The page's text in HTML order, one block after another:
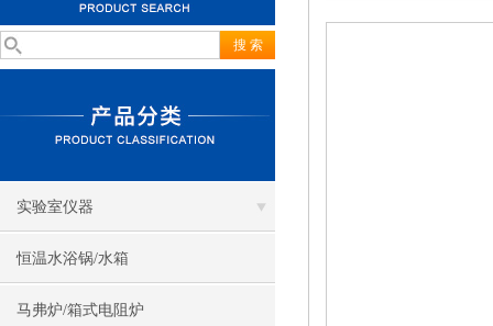
实验室仪器
恒温水浴锅/水箱
马弗炉/箱式电阻炉